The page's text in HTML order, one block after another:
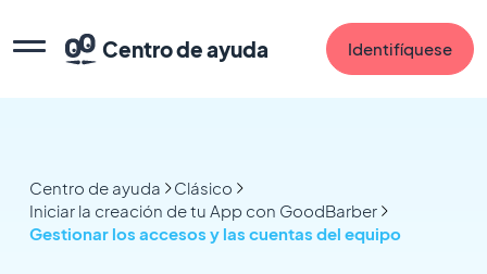
Centro de ayuda Identifíquese
Centro de ayuda
Clásico
Iniciar la creación de tu App con GoodBarber
Gestionar los accesos y las cuentas del equipo